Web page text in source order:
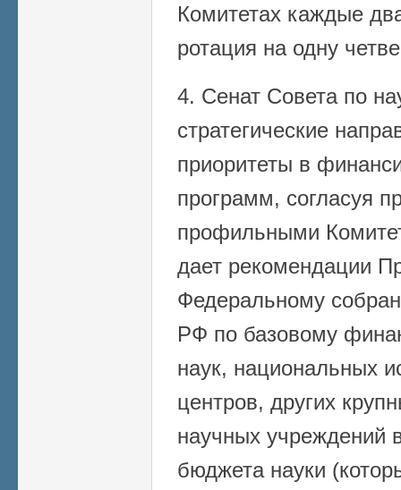
Комитетах каждые
ротация на одну
4. Сенат Совета по
стратегические
приоритеты в
программ, согласуя
профильными
дает рекомендации
Федеральному
РФ по базовому
наук, национальных
центров, других
научных учреждений
бюджета науки